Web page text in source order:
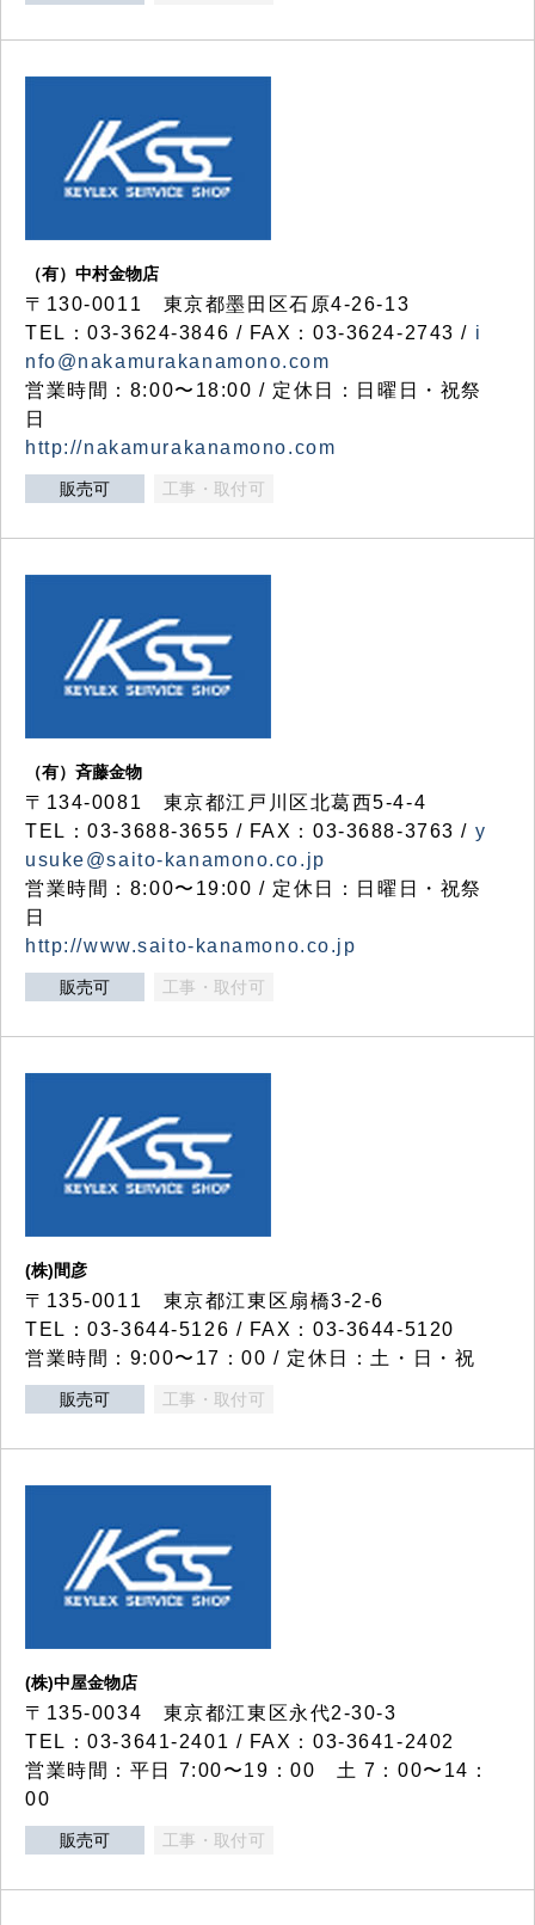
（有）中村金物店
〒130-0011 東京都墨田区石原4-26-13
TEL：03-3624-3846 / FAX：03-3624-2743 / i
nfo@nakamurakanamono.com
営業時間：8:00〜18:00 / 定休日：日曜日・祝祭
日
http://nakamurakanamono.com
販売可 工事・取付可
（有）斉藤金物
〒134-0081 東京都江戸川区北葛西5-4-4
TEL：03-3688-3655 / FAX：03-3688-3763 / y
usuke@saito-kanamono.co.jp
営業時間：8:00〜19:00 / 定休日：日曜日・祝祭
日
http://www.saito-kanamono.co.jp
販売可 工事・取付可
(株)間彦
〒135-0011 東京都江東区扇橋3-2-6
TEL：03-3644-5126 / FAX：03-3644-5120
営業時間：9:00〜17：00 / 定休日：土・日・祝
販売可 工事・取付可
(株)中屋金物店
〒135-0034 東京都江東区永代2-30-3
TEL：03-3641-2401 / FAX：03-3641-2402
営業時間：平日 7:00〜19：00 土 7：00〜14：
00
販売可 工事・取付可